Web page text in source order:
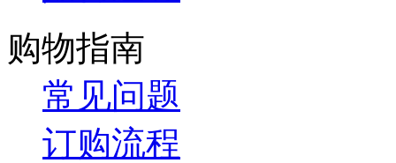
购物指南
常见问题
订购流程